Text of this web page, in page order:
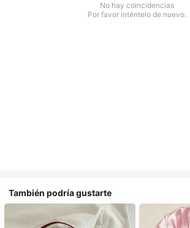
No hay coincidencias
Por favor inténtelo de nuevo.
También podría gustarte